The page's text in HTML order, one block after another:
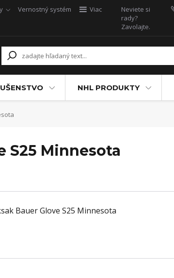
Vernostný systém Viac
Neviete si
rady?
Zavolajte.
NHL PRODUKTY
S25 Minnesota